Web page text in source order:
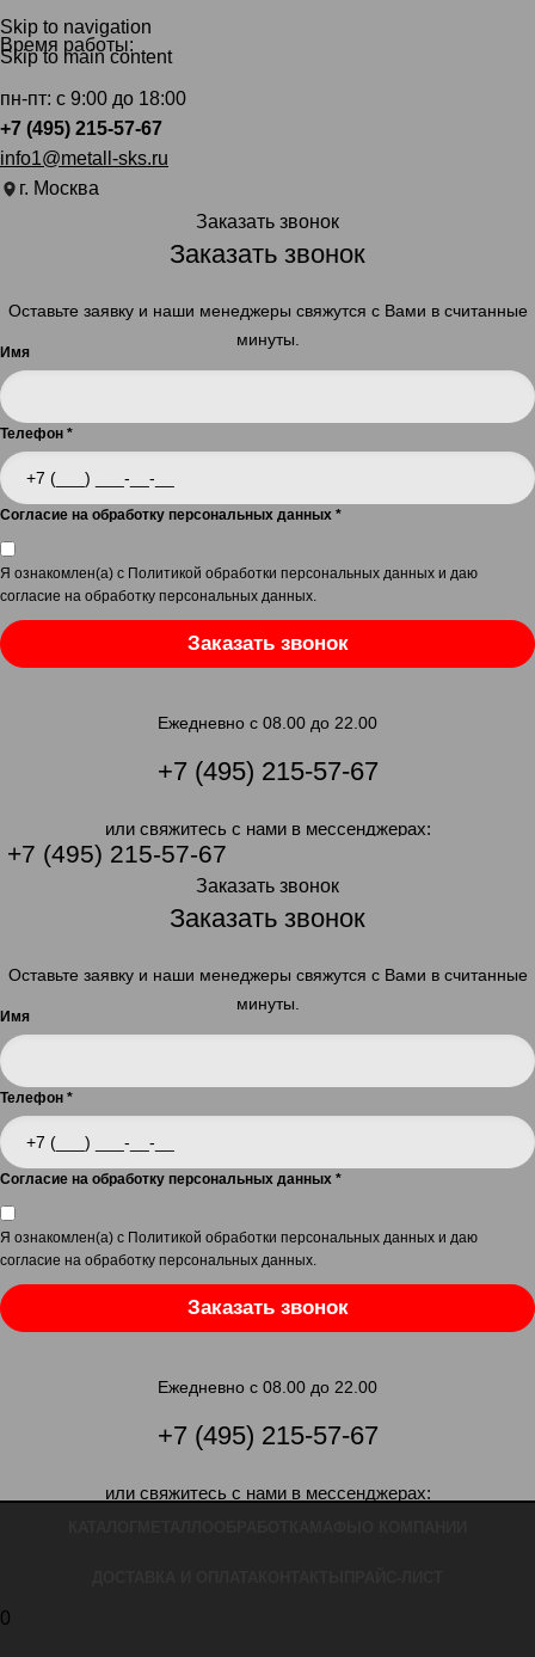
Skip to navigation
Skip to main content
Время работы:
пн-пт: с 9:00 до 18:00
+7 (495) 215-57-67
info1@metall-sks.ru
г. Москва
Заказать звонок
Заказать звонок
Оставьте заявку и наши менеджеры свяжутся с Вами в считанные
минуты.
Имя
Телефон *
Согласие на обработку персональных данных *
Я ознакомлен(а) с Политикой обработки персональных данных и даю
согласие на обработку персональных данных
Заказать звонок
Ежедневно с 08.00 до 22.00
+7 (495) 215-57-67
или свяжитесь с нами в мессенджерах:
+7 (495) 215-57-67
Заказать звонок
Заказать звонок
Оставьте заявку и наши менеджеры свяжутся с Вами в считанные
минуты.
Имя
Телефон *
Согласие на обработку персональных данных *
Я ознакомлен(а) с Политикой обработки персональных данных и даю
согласие на обработку персональных данных
Заказать звонок
Ежедневно с 08.00 до 22.00
+7 (495) 215-57-67
или свяжитесь с нами в мессенджерах:
0